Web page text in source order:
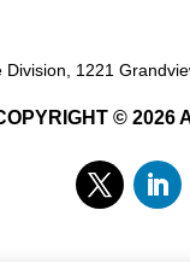
Division, 1221
© 2026